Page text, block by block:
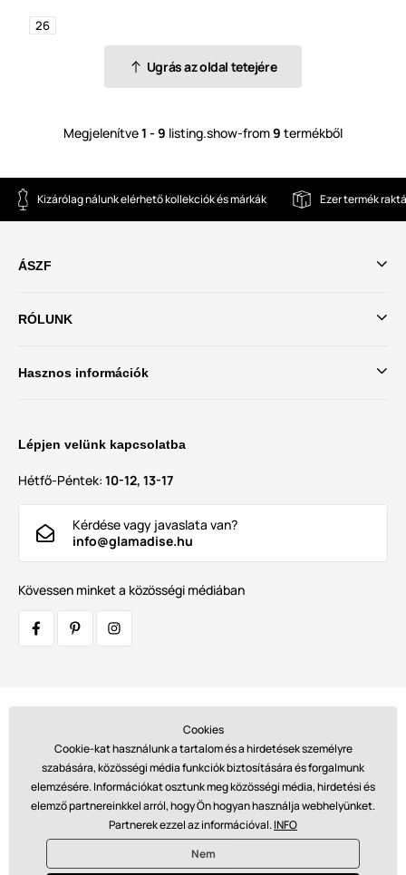
26
Ugrás az oldal tetejére
Megjelenítve1 - 9 listing.show-from9 termékből
Kizárólag nálunk elérhető kollekciók és márkák Ezer termék
ÁSZF
RÓLUNK
Hasznos információk
Lépjen velünk kapcsolatba
Hétfő-Péntek: 10-12, 13-17
Kérdése vagy javaslata van?
info@glamadise.hu
Kövessen minket a közösségi médiában
Fizetések:
Cookies
Cookie-kat használunk a tartalom és a hirdetések személyre
szabására, közösségi média funkciók biztosítására és forgalmunk
elemzésére. Információkat osztunk meg közösségi média, hirdetési és
elemző partnereinkkel arról, hogy Ön hogyan használja webhelyünket.
Partnerek ezzel az információval.INFO
Nem